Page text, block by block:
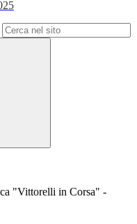
"Vittorelli in Corsa" -